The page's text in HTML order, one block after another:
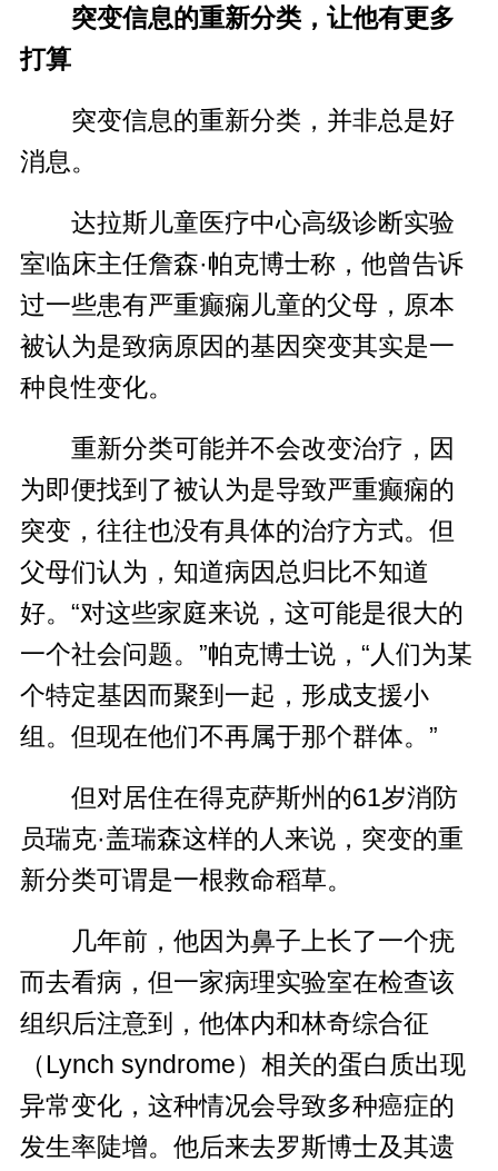
突变信息的重新分类，让他有更多
打算
突变信息的重新分类，并非总是好
消息。
达拉斯儿童医疗中心高级诊断实验
室临床主任詹森·帕克博士称，他曾告诉
过一些患有严重癫痫儿童的父母，原本
被认为是致病原因的基因突变其实是一
种良性变化。
重新分类可能并不会改变治疗，因
为即便找到了被认为是导致严重癫痫的
突变，往往也没有具体的治疗方式。但
父母们认为，知道病因总归比不知道
好。“对这些家庭来说，这可能是很大的
一个社会问题。”帕克博士说，“人们为某
个特定基因而聚到一起，形成支援小
组。但现在他们不再属于那个群体。”
但对居住在得克萨斯州的61岁消防
员瑞克·盖瑞森这样的人来说，突变的重
新分类可谓是一根救命稻草。
几年前，他因为鼻子上长了一个疣
而去看病，但一家病理实验室在检查该
组织后注意到，他体内和林奇综合征
（Lynch syndrome）相关的蛋白质出现
异常变化，这种情况会导致多种癌症的
发生率陡增。他后来去罗斯博士及其遗